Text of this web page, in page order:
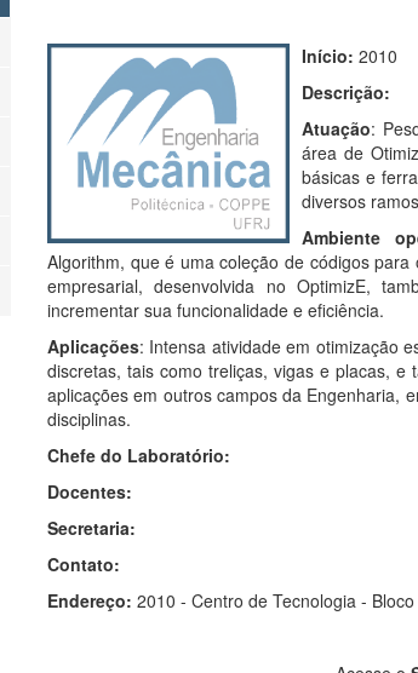
Início: 2010
Descrição:
Atuação:
área de
básicas e
diversos
Ambiente
Algorithm, que é uma coleção de códigos
empresarial, desenvolvida no OptimizE,
incrementar sua funcionalidade e eficiência.
Aplicações: Intensa atividade em otimização
discretas, tais como treliças, vigas e placas,
aplicações em outros campos da Engenharia,
disciplinas.
Chefe do Laboratório:
Docentes:
Secretaria:
Contato:
Endereço: 2010 - Centro de Tecnologia -